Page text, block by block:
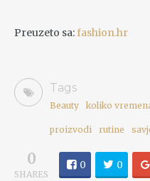
Preuzeto sa:fashion.hr
Tags
Beauty koliko
proizvodi rutine
0
SHARES
0 0